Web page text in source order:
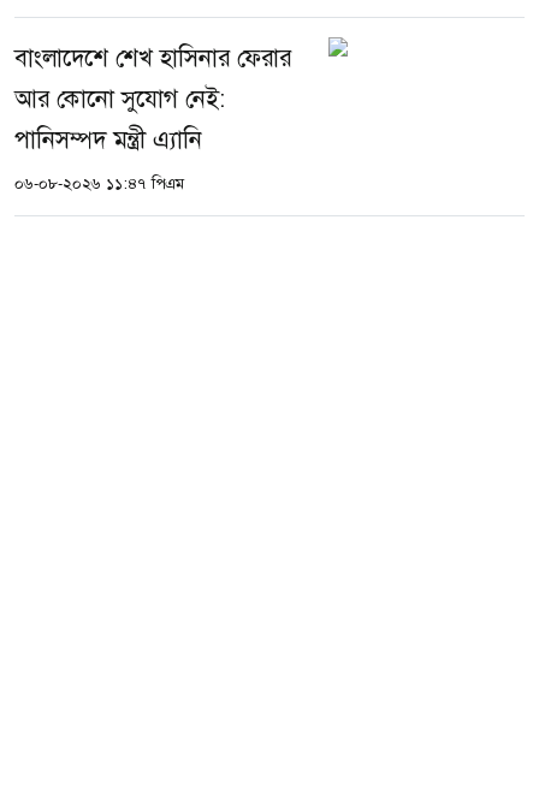
বাংলাদেশে শেখ হাসিনার ফেরার
আর কোনো সুযোগ নেই:
পানিসম্পদ মন্ত্রী এ্যানি
০৬-০৮-২০২৬ ১১:৪৭ পিএম